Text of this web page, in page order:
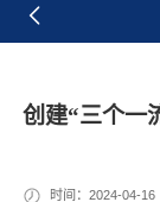
创建“三个一
时间：2024-04-16